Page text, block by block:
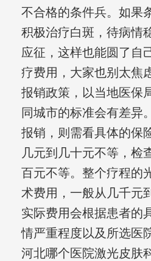
不合格的条件兵。如果
积极治疗白斑，待病情
应征，这样也能圆了自
疗费用，大家也别太焦
报销政策，以当地医保
同城市的标准会有差异
报销，则需看具体的保
几元到几十元不等，检
百元不等。整个疗程的
术费用，一般从几千元
实际费用会根据患者的
情严重程度以及所选医
河北哪个医院激光皮肤